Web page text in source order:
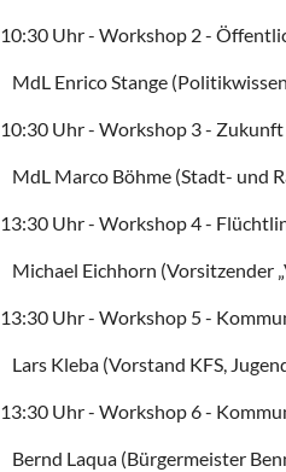
10:30 Uhr - Workshop 2 -
MdL Enrico Stange
10:30 Uhr - Workshop 3 -
MdL Marco Böhme(Stadt- und
13:30 Uhr - Workshop 4 -
Michael Eichhorn (Vorsitzender
13:30 Uhr - Workshop 5 -
Lars Kleba(Vorstand KFS,
13:30 Uhr - Workshop 6 -
Bernd Laqua(Bürgermeister